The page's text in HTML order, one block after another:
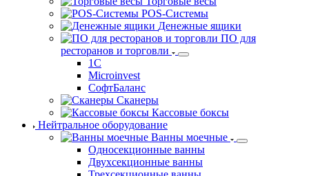
POS-Системы
Денежные ящики
ПО для ресторанов и торговли
1С
Microinvest
СофтБаланс
Сканеры
Кассовые боксы
Нейтральное оборудование
Ванны моечные
Односекционные ванны
Двухсекционные ванны
Трехсекционные ванны